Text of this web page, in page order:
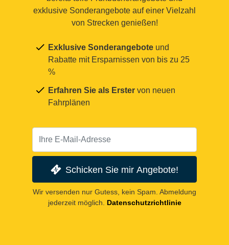
exklusive Sonderangebote auf einer Vielzahl
von Strecken genießen!
Exklusive Sonderangebote und
Rabatte mit Ersparnissen von bis zu 25
%
Erfahren Sie als Erster von neuen
Fahrplänen
Schicken Sie mir Angebote!
Wir versenden nur Gutess, kein Spam. Abmeldung
jederzeit möglich.
Datenschutzrichtlinie